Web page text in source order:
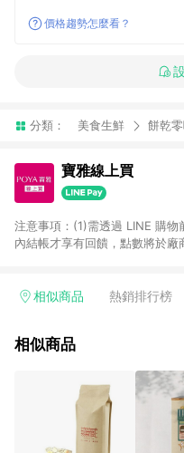
價格趨勢怎麼看？
分類： 美食生鮮 餅乾
寶雅線上買
注意事項：(1)需透過 LINE 購
內結帳才享有回饋，點數將於
相似商品 熱銷排行榜
相似商品